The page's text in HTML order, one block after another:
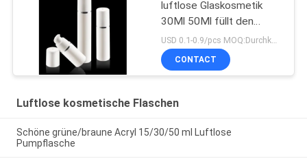
luftlose Glaskosmetik
30Ml 50Ml füllt den
bestätigten Pumpen-
Sprüher ISO90001 ab
USD 0.1-0.9/pcs MOQ:Durchkontaktierung
CONTACT
Luftlose kosmetische Flaschen
Schöne grüne/braune Acryl 15/30/50 ml Luftlose
Pumpflasche